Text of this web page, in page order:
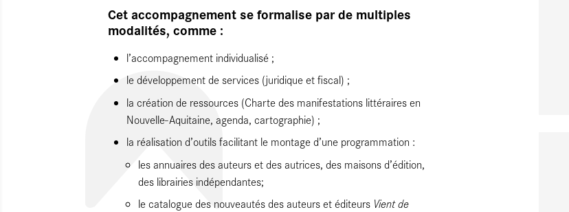
Cet accompagnement se formalise par de multiples
modalités, comme :
l’accompagnement individualisé ;
le développement de services (juridique et fiscal) ;
la création de ressources (Charte des manifestations littéraires en
Nouvelle-Aquitaine, agenda, cartographie) ;
la réalisation d’outils facilitant le montage d’une programmation :
les annuaires des auteurs et des autrices, des maisons d’édition,
des librairies indépendantes;
le catalogue des nouveautés des auteurs et éditeurs Vient de